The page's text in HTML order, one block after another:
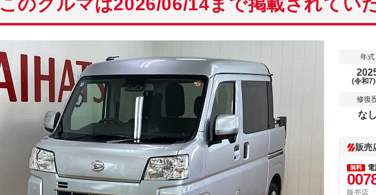
年式
(令和
修復
なし
販売
無料
販売店